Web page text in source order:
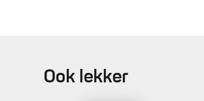
Ook lekker